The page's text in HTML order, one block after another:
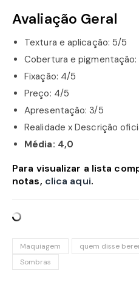
Avaliação Geral
Textura e aplicação: 5/5
Cobertura e
Fixação: 4/5
Preço: 4/5
Apresentação: 3/5
Realidade x Descrição
Média: 4,0
Para visualizar a lista
notas, clica aqui.
Maquiagem quem disse
Sombras